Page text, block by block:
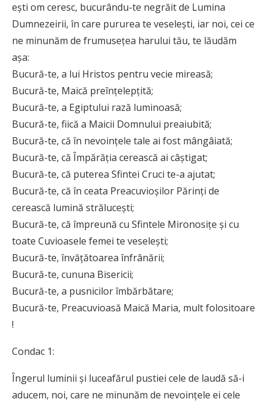
ești om ceresc, bucurându-te ne­grăit de Lumina
Dumnezeirii, în care pururea te veselești, iar noi, cei ce
ne minunăm de frumu­sețea harului tău, te lăudăm
așa:
Bucură-te, a lui Hristos pentru vecie mireasă;
Bucură-te, Maică preînțelepțită;
Bucură-te, a Egiptului rază luminoasă;
Bucură-te, fiică a Maicii Domnului preaiubită;
Bucură-te, că în nevoințele tale ai fost mângâiată;
Bucură-te, că Împărăția cerească ai câștigat;
Bucură-te, că puterea Sfintei Cruci te-a ajutat;
Bucură-te, că în ceata Preacuvioșilor Părinți de
cerească lumină strălucești;
Bucură-te, că împreună cu Sfintele Miro­no­sițe și cu
toate Cuvioasele femei te veselești;
Bucură-te, învățătoarea înfrânării;
Bucură-te, cununa Bisericii;
Bucură-te, a pusnicilor îmbărbătare;
Bucură-te, Preacuvioasă Maică Maria, mult folositoare
!
Condac 1:
Îngerul luminii și luceafărul pustiei cele de laudă să-i
aducem, noi, care ne minunăm de nevoințele ei cele